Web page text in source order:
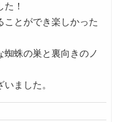
！
ことができ楽しかった
蛛の巣と裏向きのノ
ました。